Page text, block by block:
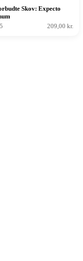
Skov: Expecto
209,00 kr.